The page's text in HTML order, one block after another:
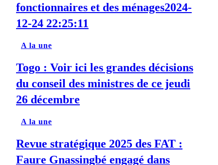
fonctionnaires et des ménages2024-
12-24 22:25:11
A la une
Togo : Voir ici les grandes décisions
du conseil des ministres de ce jeudi
26 décembre
A la une
Revue stratégique 2025 des FAT :
Faure Gnassingbé engagé dans